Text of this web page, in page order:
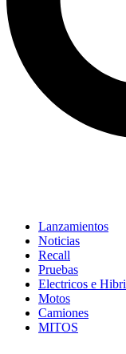
Lanzamientos
Noticias
Recall
Pruebas
Electricos e
Motos
Camiones
MITOS